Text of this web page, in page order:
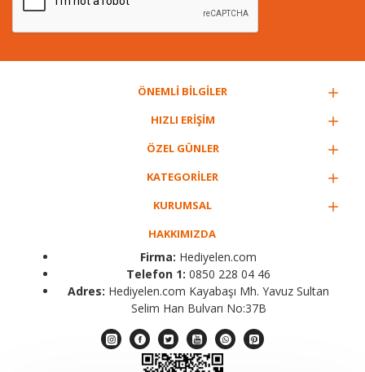
ÖNEMLİ BİLGİLER
HIZLI ERİŞİM
ÖZEL GÜNLER
KATEGORİLER
KURUMSAL
HAKKIMIZDA
Firma: Hediyelen.com
Telefon 1: 0850 228 04 46
Adres: Hediyelen.com Kayabaşı Mh. Yavuz Sultan
Selim Han Bulvarı No:37B